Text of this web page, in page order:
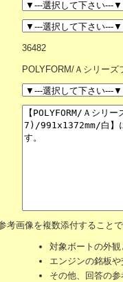
36482
POLYFORM/Ａシリー
考画像を複数添付すること
対象ボートの外
エンジンの銘板
その他、回答の